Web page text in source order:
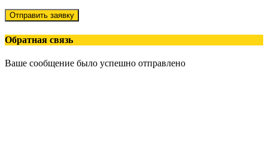
Отправить заявку
Обратная связь
Ваше сообщение было успешно отправлено